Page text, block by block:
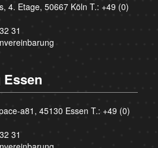
4. Etage, 50667 Köln T.: +49 (0)
31
a81, 45130 Essen T.: +49 (0)
31